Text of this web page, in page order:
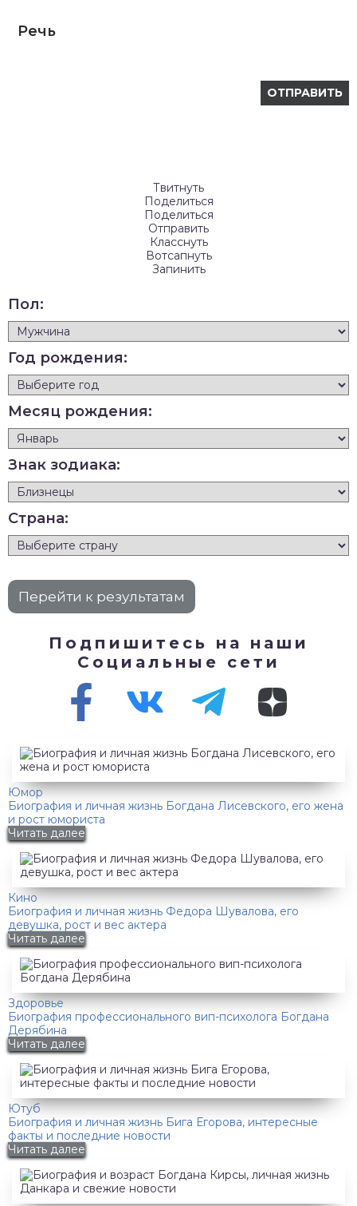
Речь
Твитнуть
Поделиться
Поделиться
Отправить
Класснуть
Вотсапнуть
Запинить
Пол:
Год рождения:
Месяц рождения:
Знак зодиака:
Страна:
Подпишитесь на наши
Социальные сети
Юмор
Биография и личная жизнь Богдана Лисевского, его жена
и рост юмориста
Читать далее
Кино
Биография и личная жизнь Федора Шувалова, его
девушка, рост и вес актера
Читать далее
Здоровье
Биография профессионального вип-психолога Богдана
Дерябина
Читать далее
Ютуб
Биография и личная жизнь Бига Егорова, интересные
факты и последние новости
Читать далее